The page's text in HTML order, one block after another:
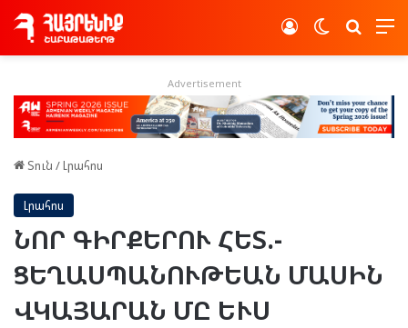
Switch skin
Log In
Advertisement
Տուն /Լրահոս
Լրահոս
ՆՈՐ ԳԻՐՔԵՐՈՒ ՀԵՏ.-
ՑԵՂԱՍՊԱՆՈՒԹԵԱՆ ՄԱՍԻՆ
ՎԿԱՅԱՐԱՆ ՄԸ ԵՒՍ